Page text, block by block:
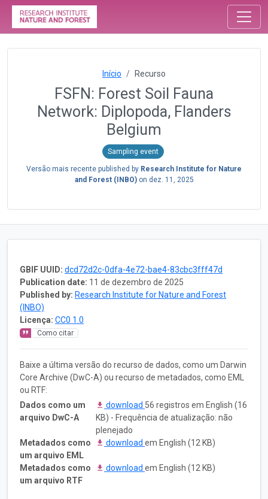
Início Recurso
FSFN: Forest Soil Fauna
Network: Diplopoda, Flanders
Belgium
Sampling event
Versão mais recente published by Research Institute for Nature
and Forest (INBO)on dez. 11, 2025
GBIF UUID: dcd72d2c-0dfa-4e72-bae4-83cbc3fff47d
Publication date: 11 de dezembro de 2025
Published by: Research Institute for Nature and Forest
(INBO)
Licença: CC0 1.0
Como citar
Baixe a última versão do recurso de dados, como um Darwin
Core Archive (DwC-A) ou recurso de metadados, como EML
ou RTF:
Dados como um
arquivo DwC-A
download 56 registros em English (16
KB) - Frequência de atualização: não
plenejado
Metadados como
um arquivo EML
download em English (12 KB)
Metadados como
um arquivo RTF
download em English (12 KB)